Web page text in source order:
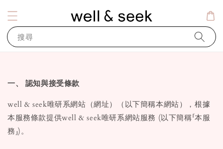
搜尋
一、 認知與接受條款
well & seek唯研系網站（網址）（以下簡稱本網站），根據
本服務條款提供well & seek唯研系網站服務 (以下簡稱「本服
務」)。